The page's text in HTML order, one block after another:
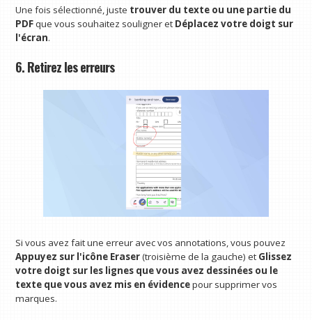
Une fois sélectionné, juste trouver du texte ou une partie du
PDFque vous souhaitez souligner et Déplacez votre doigt sur
l'écran.
6. Retirez les erreurs
Si vous avez fait une erreur avec vos annotations, vous pouvez
Appuyez sur l'icône Eraser(troisième de la gauche) et Glissez
votre doigt sur les lignes que vous avez dessinées ou le
texte que vous avez mis en évidencepour supprimer vos
marques.